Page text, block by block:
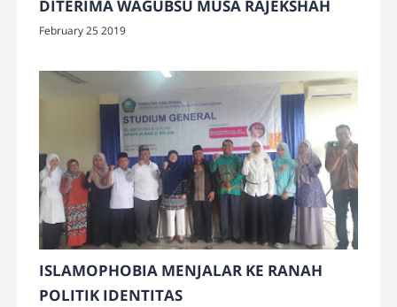
DITERIMA WAGUBSU MUSA RAJEKSHAH
February 25 2019
ISLAMOPHOBIA MENJALAR KE RANAH
POLITIK IDENTITAS